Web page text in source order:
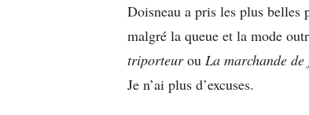
Doisneau a pris les plus belles
malgré la queue et la mode
triporteurou La marchande de
Je n’ai plus d’excuses.